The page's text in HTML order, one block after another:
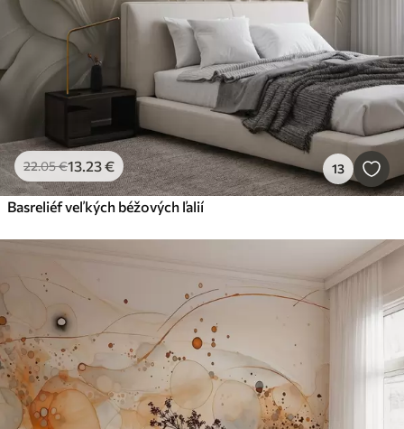
22.05€13.23€ 13
Basreliéf veľkých béžových ľalií